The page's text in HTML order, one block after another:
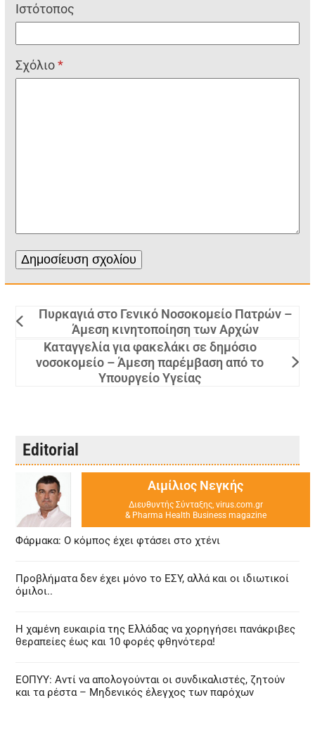
Ιστότοπος
Σχόλιο*
Πυρκαγιά στο Γενικό Νοσοκομείο Πατρών –
Άμεση κινητοποίηση των Αρχών
Καταγγελία για φακελάκι σε δημόσιο
νοσοκομείο – Άμεση παρέμβαση από το
Υπουργείο Υγείας
Editorial
Αιμίλιος Νεγκής
Διευθυντής Σύνταξης, virus.com.gr
& Pharma Health Business magazine
Φάρμακα: Ο κόμπος έχει φτάσει στο χτένι
Προβλήματα δεν έχει μόνο το ΕΣΥ, αλλά και οι ιδιωτικοί
όμιλοι..
Η χαμένη ευκαιρία της Ελλάδας να χορηγήσει πανάκριβες
θεραπείες έως και 10 φορές φθηνότερα!
ΕΟΠΥΥ: Αντί να απολογούνται οι συνδικαλιστές, ζητούν
και τα ρέστα – Μηδενικός έλεγχος των παρόχων